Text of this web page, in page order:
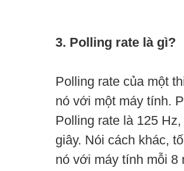
3. Polling rate là gì?
Polling rate của một
nó với một máy tính.
Polling rate là 125
giây. Nói cách khác,
nó với máy tính mỗi 8